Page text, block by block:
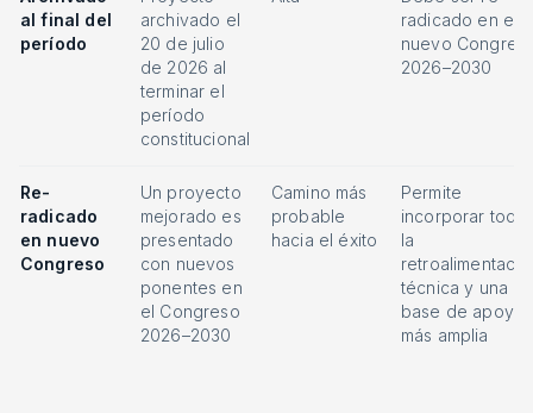
al final del
período
archivado el
20 de julio
de 2026 al
terminar el
período
constitucional
radicado en el
nuevo
2026–2030
Re-
radicado
en nuevo
Congreso
Un proyecto
mejorado es
presentado
con nuevos
ponentes en
el Congreso
2026–2030
Camino más
probable
hacia el éxito
Permite
incorporar toda
la
técnica y una
base de apoyo
más amplia